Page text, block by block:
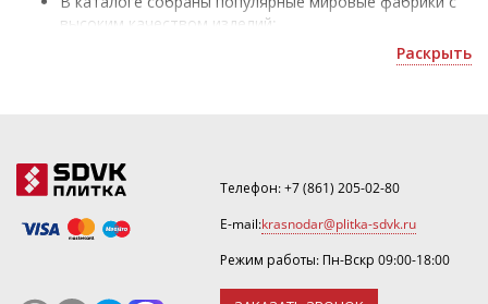
высоким качеством изделий;
Плитка от 1500 до 2500 рублей Oset - для облицовки
Раскрыть
Телефон:+7 (861) 205-02-80
E-mail:krasnodar@plitka-sdvk.ru
Режим работы: Пн-Вскр 09:00-18:00